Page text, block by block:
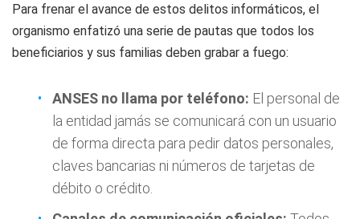
Para frenar el avance de estos delitos informáticos, el
organismo enfatizó una serie de pautas que todos los
beneficiarios y sus familias deben grabar a fuego:
ANSES no llama por teléfono: El personal de
la entidad jamás se comunicará con un usuario
de forma directa para pedir datos personales,
claves bancarias ni números de tarjetas de
débito o crédito.